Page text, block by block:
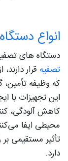
انواع
دستگاه‌ های
تصفیه قرار
که وظیفه تأمین،
این تجهیزات با
کاهش آلودگی،
محیطی ایفا
تأثیر مستقیمی
دارد.